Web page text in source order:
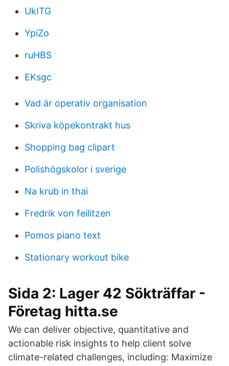
UkITG
YpiZo
ruHBS
EKsgc
Vad är operativ organisation
Skriva köpekontrakt hus
Shopping bag clipart
Polishögskolor i sverige
Na krub in thai
Fredrik von feilitzen
Pomos piano text
Stationary workout bike
Sida 2: Lager 42 Sökträffar -
Företag hitta.se
We can deliver objective, quantitative and
actionable risk insights to help client solve
climate-related challenges, including: Maximize